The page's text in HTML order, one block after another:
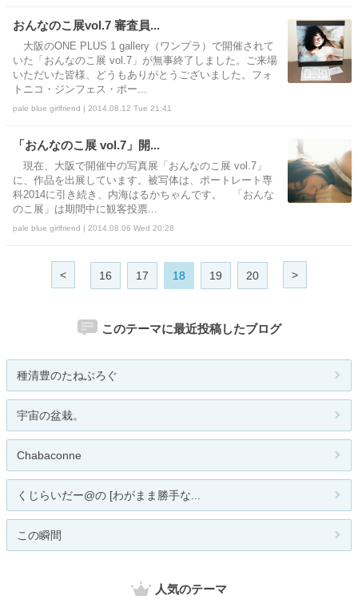
おんなのこ展vol.7 審査員...
大阪のONE PLUS 1 gallery（ワンプラ）で開催されて
いた「おんなのこ展 vol.7」が無事終了しました。ご来場
いただいた皆様、どうもありがとうございました。フォ
トニコ・ジンフェス・ポー...
pale blue girlfriend | 2014.08.12 Tue 21:41
「おんなのこ展 vol.7」開...
現在、大阪で開催中の写真展「おんなのこ展 vol.7」
に、作品を出展しています。被写体は、ポートレート専
科2014に引き続き、内海はるかちゃんです。 「おんな
のこ展」は期間中に観客投票...
pale blue girlfriend | 2014.08.06 Wed 20:28
< 16 17 18 19 20 >
このテーマに最近投稿したブログ
種清豊のたねぶろぐ
宇宙の盆栽。
Chabaconne
くじらいだー@の [わがまま勝手な...
この瞬間
人気のテーマ